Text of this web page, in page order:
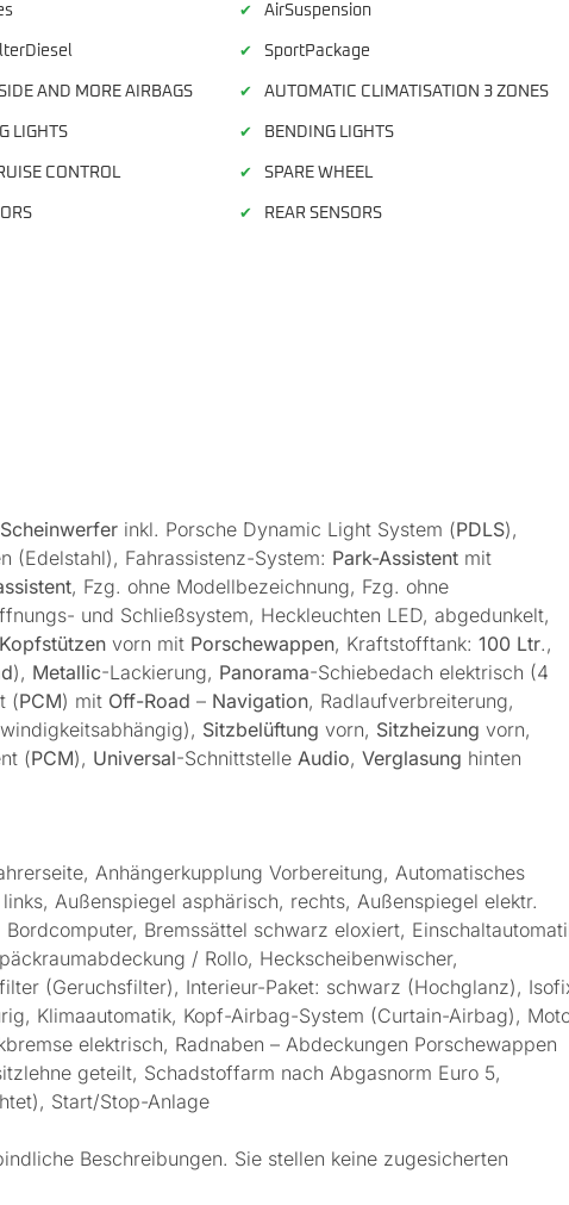
✔ AirSuspension
✔ SportPackage
AND MORE AIRBAGS ✔ AUTOMATIC CLIMATISATION 3 ZONES
LIGHTS ✔ BENDING LIGHTS
CONTROL ✔ SPARE WHEEL
✔ REAR SENSORS
inkl. Porsche Dynamic Light System (PDLS),
(Edelstahl), Fahrassistenz-System: Park-Assistent mit
, Fzg. ohne Modellbezeichnung, Fzg. ohne
und Schließsystem, Heckleuchten LED, abgedunkelt,
Kopfstützen vorn mit Porschewappen, Kraftstofftank: 100 Ltr.,
), Metallic-Lackierung, Panorama-Schiebedach elektrisch (4
(PCM) mit Off-Road – Navigation, Radlaufverbreiterung,
Sitzbelüftung vorn, Sitzheizung vorn,
(PCM), Universal-Schnittstelle Audio, Verglasung hinten
Anhängerkupplung Vorbereitung, Automatisches
Außenspiegel asphärisch, rechts, Außenspiegel elektr.
Bremssättel schwarz eloxiert,
/ Rollo, Heckscheibenwischer,
(Geruchsfilter), Interieur-Paket: schwarz (Hochglanz),
Klimaautomatik, Kopf-Airbag-System (Curtain-Airbag),
elektrisch, Radnaben – Abdeckungen Porschewappen
geteilt, Schadstoffarm nach Abgasnorm Euro 5,
Start/Stop-Anlage
Beschreibungen. Sie stellen keine zugesicherten